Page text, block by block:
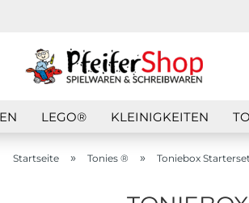
E-
LEGO® KLEINIGKEITEN
Startseite » Tonies ® » Toniebox